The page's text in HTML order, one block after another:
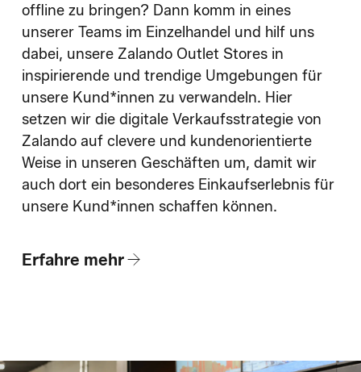
offline zu bringen? Dann komm in eines
unserer Teams im Einzelhandel und hilf uns
dabei, unsere Zalando Outlet Stores in
inspirierende und trendige Umgebungen für
unsere Kund*innen zu verwandeln. Hier
setzen wir die digitale Verkaufsstrategie von
Zalando auf clevere und kundenorientierte
Weise in unseren Geschäften um, damit wir
auch dort ein besonderes Einkaufserlebnis für
unsere Kund*innen schaffen können.
Erfahre mehr